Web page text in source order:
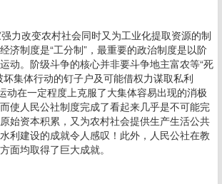
力改变农村社会同时又为工业化提取资源的制
济制度是“工分制”，最重要的政治制度是以阶
动。阶级斗争的核心并非要斗争地主富农等“死
坏集体行动的钉子户及可能借权力谋取私利
动在一定程度上克服了大集体容易出现的消极
使人民公社制度完成了看起来几乎是不可能完
始资本积累，又为农村社会提供生产生活公共
建设的成就令人感叹！此外，人民公社在教
面均取得了巨大成就。